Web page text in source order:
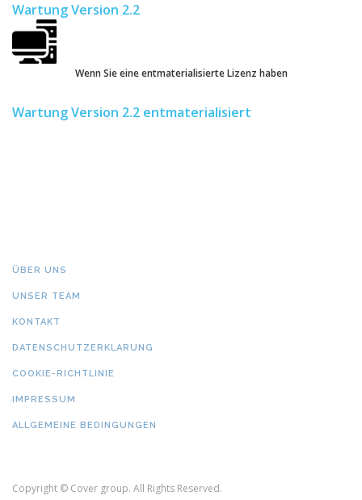
Wartung Version 2.2
Wenn Sie eine entmaterialisierte Lizenz haben
Wartung Version 2.2 entmaterialisiert
ÜBER UNS
UNSER TEAM
KONTAKT
DATENSCHUTZERKLARUNG
COOKIE-RICHTLINIE
IMPRESSUM
ALLGEMEINE BEDINGUNGEN
Copyright © Cover group. All Rights Reserved.